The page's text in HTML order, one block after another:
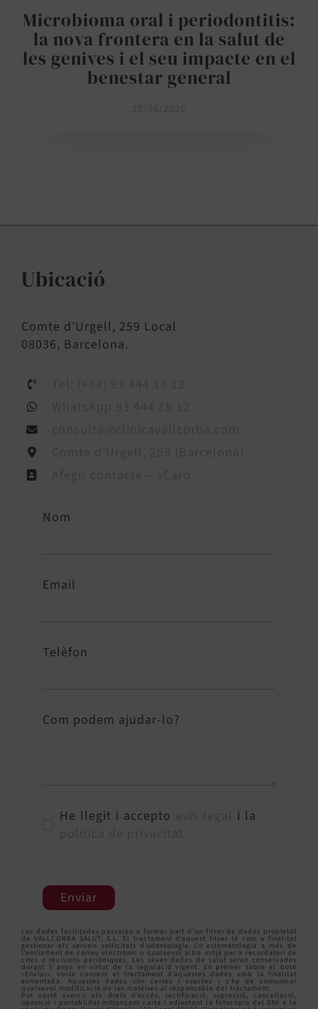
Microbioma oral i periodontitis:
la nova frontera en la salut de
les genives i el seu impacte en el
benestar general
20/06/2026
Ubicació
Comte d’Urgell, 259 Local
08036, Barcelona.
Nom
Email
Telèfon
Com podem ajudar-lo?
He llegit i accepto
i la
Enviar
Les dades facilitades passaran a formar part d’un fitxer de dades propietat
de VALLCORBA SALUT, S.L. El tractament d’aquest fitxer té com a finalitat
gestionar els serveis sol·licitats d’odontologia i/o estomatologia a més de
l’enviament de correu electrònic o qualsevol altre mitjà per a recordatori de
cites o revisions periòdiques. Les seves dades de salut seran conservades
durant 5 anys en virtut de la legislació vigent. En prémer sobre el botó
«Enviar», vostè consent el tractament d’aquestes dades amb la finalitat
esmentada. Aquestes dades són certes i exactes i s’ha de comunicar
qualsevol modificació de les mateixes al responsable del tractament.
Pot vosté exercir els drets d’accés, rectificació, supressió, cancel·lació,
oposició i portabilitat mitjançant carta i adjuntant la fotocòpia del DNI a la